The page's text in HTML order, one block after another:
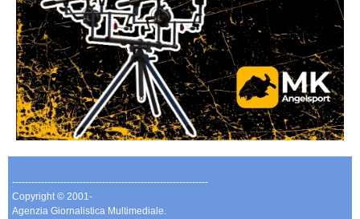
-------------------------------------------------------------
Copyright © 2001-
Agenzia Giornalistica Multimediale.